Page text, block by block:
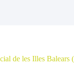
de les Illes Balears